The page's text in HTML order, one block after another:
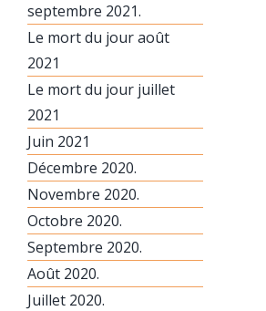
septembre 2021.
Le mort du jour août
2021
Le mort du jour juillet
2021
Juin 2021
Décembre 2020.
Novembre 2020.
Octobre 2020.
Septembre 2020.
Août 2020.
Juillet 2020.